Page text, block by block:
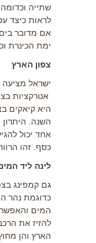
שתייה
לראות כיצד
אם מדובר בים
ימת הכינרת
צפון הארץ
ישראל מציעה
אטרקציות
היא קיאקים
השנה. היתרון
אחד יכול
כסף. זהו
לינה ליד
גם קמפינג
כדוגמת נהר
המים
להזיז את
הארץ והן